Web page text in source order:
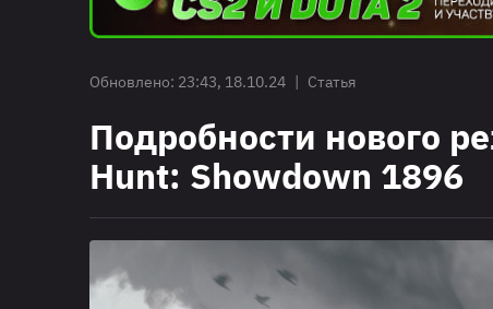
Обновлено: 23:43, 18.10.24 | Статья
Подробности нового
Hunt: Showdown 1896